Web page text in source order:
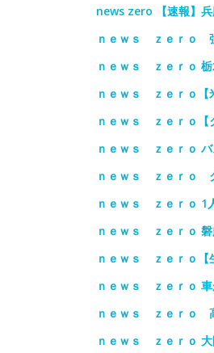
news zero 【速報】
ｎｅｗｓ ｚｅｒｏ
ｎｅｗｓ ｚｅｒｏ 栃
ｎｅｗｓ ｚｅｒｏ【
ｎｅｗｓ ｚｅｒｏ【
ｎｅｗｓ ｚｅｒｏ
ｎｅｗｓ ｚｅｒｏ
ｎｅｗｓ ｚｅｒｏ 1
ｎｅｗｓ ｚｅｒｏ
ｎｅｗｓ ｚｅｒｏ【
ｎｅｗｓ ｚｅｒｏ
ｎｅｗｓ ｚｅｒｏ
ｎｅｗｓ ｚｅｒｏ 大